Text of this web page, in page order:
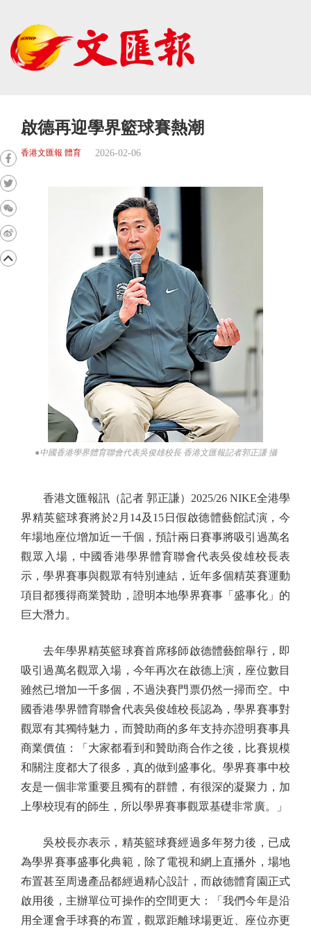
啟德再迎學界籃球賽熱潮
香港文匯報 體育 2026-02-06
●中國香港學界體育聯會代表吳俊雄校長 香港文匯報記者郭正謙 攝
香港文匯報訊（記者 郭正謙）2025/26 NIKE全港學
界精英籃球賽將於2月14及15日假啟德體藝館試演，今
年場地座位增加近一千個，預計兩日賽事將吸引過萬名
觀眾入場，中國香港學界體育聯會代表吳俊雄校長表
示，學界賽事與觀眾有特別連結，近年多個精英賽運動
項目都獲得商業贊助，證明本地學界賽事「盛事化」的
巨大潛力。
去年學界精英籃球賽首席移師啟德體藝館舉行，即
吸引過萬名觀眾入場，今年再次在啟德上演，座位數目
雖然已增加一千多個，不過決賽門票仍然一掃而空。中
國香港學界體育聯會代表吳俊雄校長認為，學界賽事對
觀眾有其獨特魅力，而贊助商的多年支持亦證明賽事具
商業價值：「大家都看到和贊助商合作之後，比賽規模
和關注度都大了很多，真的做到盛事化。學界賽事中校
友是一個非常重要且獨有的群體，有很深的凝聚力，加
上學校現有的師生，所以學界賽事觀眾基礎非常廣。」
吳校長亦表示，精英籃球賽經過多年努力後，已成
為學界賽事盛事化典範，除了電視和網上直播外，場地
布置甚至周邊產品都經過精心設計，而啟德體育園正式
啟用後，主辦單位可操作的空間更大：「我們今年是沿
用全運會手球賽的布置，觀眾距離球場更近、座位亦更